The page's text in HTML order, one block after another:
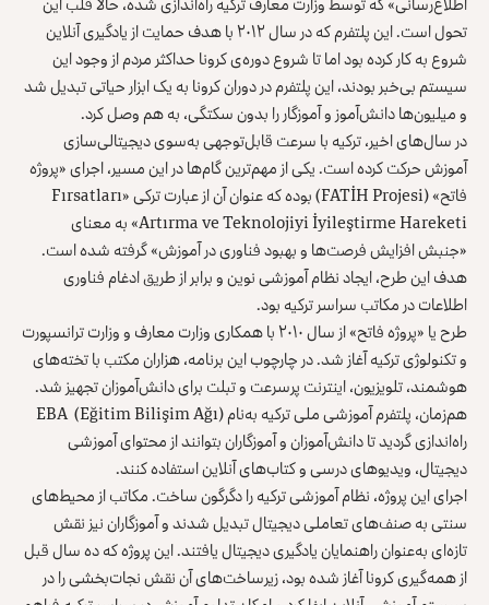
تحول است. این پلتفرم که در سال ۲۰۱۲ با هدف حمایت از یادگیری آنلاین
شروع به کار کرده بود اما تا شروع دوره‌ی کرونا حداکثر مردم از وجود این
سیستم بی‌خبر بودند، این پلتفرم در دوران کرونا به یک ابزار حیاتی تبدیل شد
و میلیون‌ها دانش‌آموز و آموزگار را بدون سکتگی، به هم وصل کرد.
در سال‌های اخیر، ترکیه با سرعت قابل‌توجهی به‌سوی دیجیتالی‌سازی
آموزش حرکت کرده است. یکی از مهم‌ترین گام‌ها در این مسیر، اجرای «پروژه
فاتح» (FATİH Projesi) بوده که عنوان آن از عبارت ترکی «Fırsatları
Artırma ve Teknolojiyi İyileştirme Hareketi» به معنای
«جنبش افزایش فرصت‌ها و بهبود فناوری در آموزش» گرفته شده است.
هدف این طرح، ایجاد نظام آموزشی نوین و برابر از طریق ادغام فناوری
اطلاعات در مکاتب سراسر ترکیه بود.
طرح یا «پروژه فاتح» از سال ۲۰۱۰ با همکاری وزارت معارف و وزارت ترانسپورت
و تکنولوژی ترکیه آغاز شد. در چارچوب این برنامه، هزاران مکتب با تخته‌های
هوشمند، تلویزیون، اینترنت پرسرعت و تبلت برای دانش‌آموزان تجهیز شد.
هم‌زمان، پلتفرم آموزشی ملی ترکیه به‌نام EBA (Eğitim Bilişim Ağı)
راه‌اندازی گردید تا دانش‌آموزان و آموزگاران بتوانند از محتوای آموزشی
دیجیتال، ویدیوهای درسی و کتاب‌های آنلاین استفاده کنند.
اجرای این پروژه، نظام آموزشی ترکیه را دگرگون ساخت. مکاتب از محیط‌های
سنتی به صنف‌های تعاملی دیجیتال تبدیل شدند و آموزگاران نیز نقش
تازه‌ای به‌عنوان راهنمایان یادگیری دیجیتال یافتند. این پروژه که ده سال قبل
از همه‌گیری کرونا آغاز شده بود، زیرساخت‌های آن نقش نجات‌بخشی را در